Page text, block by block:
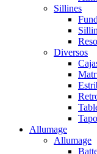
Sillines
Diversos
Allumage
Allumage